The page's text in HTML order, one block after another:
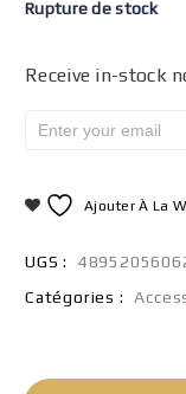
Rupture de stock
Receive in-stock
Ajouter À La
UGS :
Catégories :